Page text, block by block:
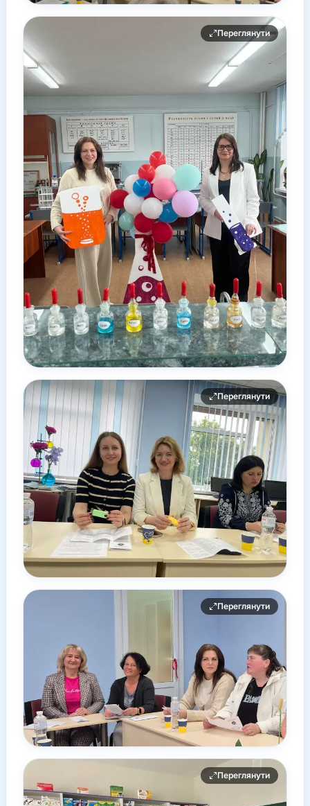
Переглянути
Переглянути
Переглянути
Переглянути